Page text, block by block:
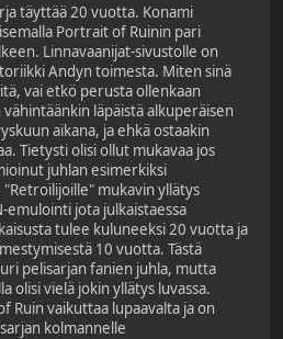
täyttää 20 vuotta. Konami
Portrait of Ruinin pari
Linnavaanijat-sivustolle on
Andyn toimesta. Miten sinä
vai etkö perusta ollenkaan
läpäistä alkuperäisen
aikana, ja ehkä ostaakin
Tietysti olisi ollut mukavaa jos
juhlan esimerkiksi
mukavin yllätys
emulointi jota julkaistaessa
tulee kuluneeksi 20 vuotta ja
10 vuotta. Tästä
pelisarjan fanien juhla, mutta
olisi vielä jokin yllätys luvassa.
Ruin vaikuttaa lupaavalta ja on
kolmannelle